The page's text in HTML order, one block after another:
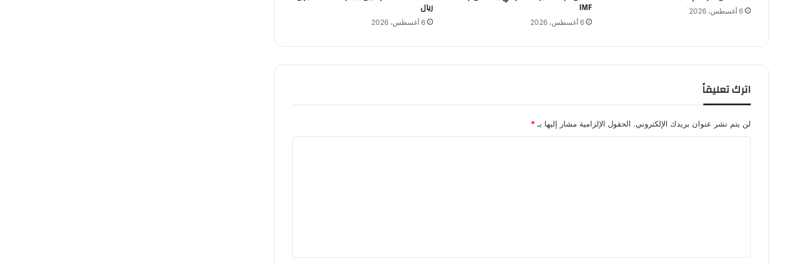
ا
ر
ل
أ
غ
ة
6 أغسطس، 2026 IMF
6 أغسطس، 2026
ريال
6 أغسطس، 2026
اترك تعليقاً
لن يتم نشر عنوان بريدك الإلكتروني. الحقول الإلزامية مشار إليها بـ*